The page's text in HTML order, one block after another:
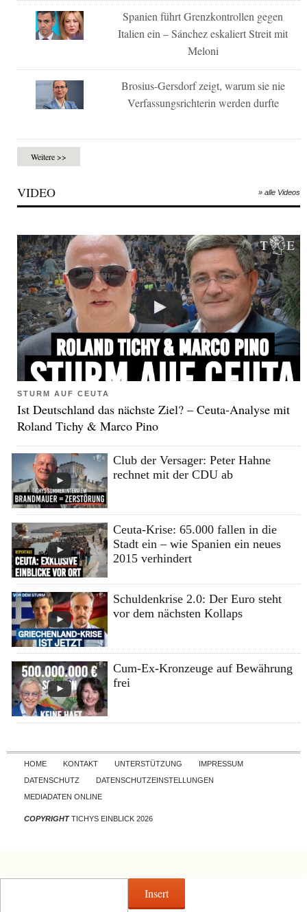
Spanien führt Grenzkontrollen gegen
Italien ein – Sánchez eskaliert Streit mit
Meloni
Brosius-Gersdorf zeigt, warum sie nie
Verfassungsrichterin werden durfte
Weitere >>
VIDEO » alle Videos
STURM AUF CEUTA
Ist Deutschland das nächste Ziel? – Ceuta-Analyse mit
Roland Tichy & Marco Pino
Club der Versager: Peter Hahne
rechnet mit der CDU ab
Ceuta-Krise: 65.000 fallen in die
Stadt ein – wie Spanien ein neues
2015 verhindert
Schuldenkrise 2.0: Der Euro steht
vor dem nächsten Kollaps
Cum-Ex-Kronzeuge auf Bewährung
frei
Skip to content
HOME KONTAKT UNTERSTÜTZUNG
IMPRESSUM
DATENSCHUTZ
DATENSCHUTZEINSTELLUNGEN
MEDIADATEN ONLINE
COPYRIGHTTICHYS EINBLICK 2026
Insert